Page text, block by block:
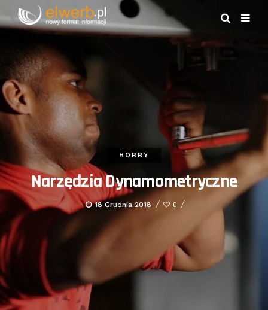
HOBBY
Narzędzia Dynamometryczne
18 Grudnia 2018 0